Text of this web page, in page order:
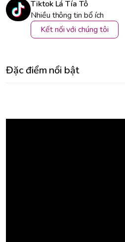
Tiktok Lá Tía Tô
Nhiều thông tin bổ ích
Kết nối với chúng tôi
Đặc điểm nổi bật